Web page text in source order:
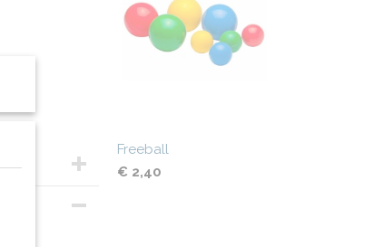
Freeball
€ 2,40